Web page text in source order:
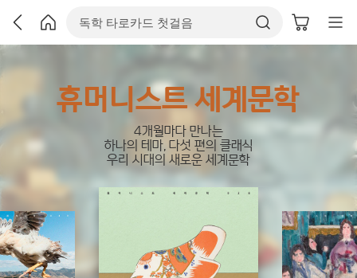
휴머니스트 세계문학
4개월마다 만나는
하나의 테마, 다섯 편의 클래식
우리 시대의 새로운 세계문학